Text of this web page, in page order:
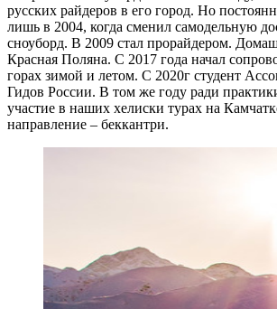
русских райдеров в его город. Но
лишь в 2004, когда сменил самодельную
сноуборд. В 2009 стал прорайдером.
Красная Поляна. С 2017 года начал
горах зимой и летом. С 2020г cтудент
Гидов России. В том же году ради
участие в наших хелиски турах на
направление – беккантри.